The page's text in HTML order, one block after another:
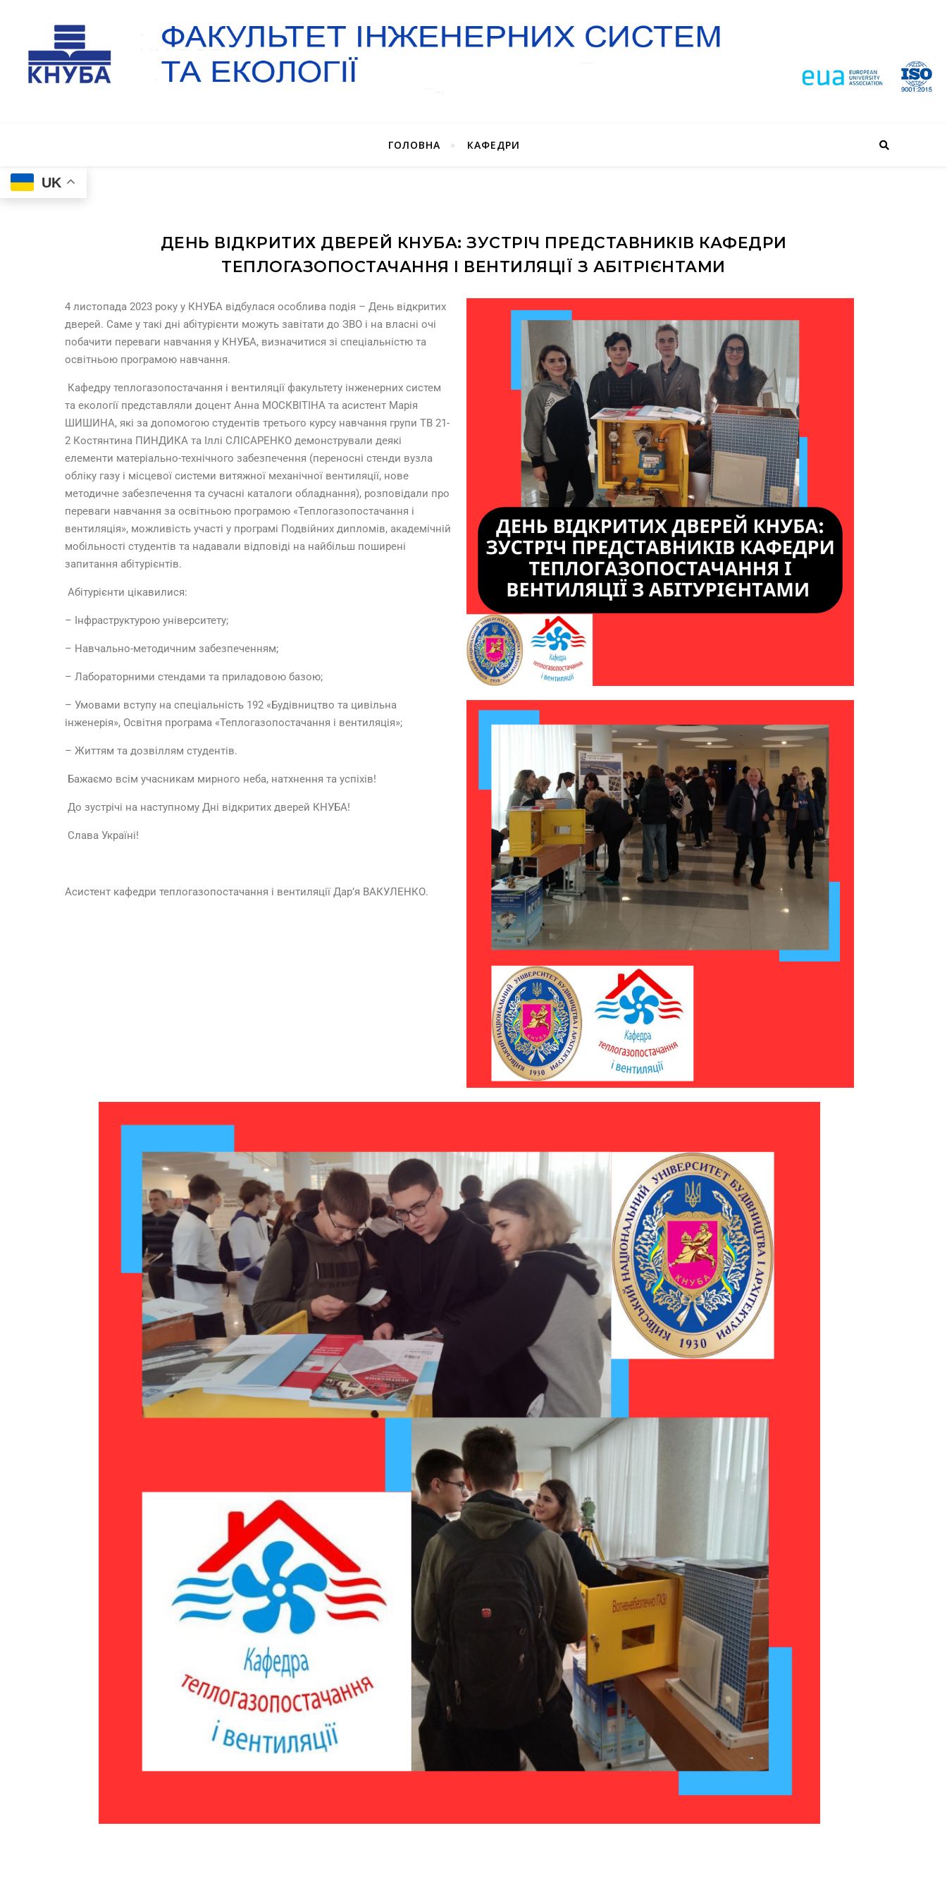
ГОЛОВНА КАФЕДРИ
UK
ДЕНЬ ВІДКРИТИХ ДВЕРЕЙ КНУБА: ЗУСТРІЧ ПРЕДСТАВНИКІВ КАФЕДРИ
ТЕПЛОГАЗОПОСТАЧАННЯ І ВЕНТИЛЯЦІЇ З АБІТРІЄНТАМИ
4 листопада 2023 року у КНУБА відбулася особлива подія – День відкритих
дверей. Саме у такі дні абітурієнти можуть завітати до ЗВО і на власні очі
побачити переваги навчання у КНУБА, визначитися зі спеціальністю та
освітньою програмою навчання.
Кафедру теплогазопостачання і вентиляції факультету інженерних систем
та екології представляли доцент Анна МОСКВІТІНА та асистент Марія
ШИШИНА, які за допомогою студентів третього курсу навчання групи ТВ 21-
2 Костянтина ПИНДИКА та Іллі СЛІСАРЕНКО демонстрували деякі
елементи матеріально-технічного забезпечення (переносні стенди вузла
обліку газу і місцевої системи витяжної механічної вентиляції, нове
методичне забезпечення та сучасні каталоги обладнання), розповідали про
переваги навчання за освітньою програмою «Теплогазопостачання і
вентиляція», можливість участі у програмі Подвійних дипломів, академічній
мобільності студентів та надавали відповіді на найбільш поширені
запитання абітурієнтів.
Абітурієнти цікавилися:
– Інфраструктурою університету;
– Навчально-методичним забезпеченням;
– Лабораторними стендами та приладовою базою;
– Умовами вступу на спеціальність 192 «Будівництво та цивільна
інженерія», Освітня програма «Теплогазопостачання і вентиляція»;
– Життям та дозвіллям студентів.
Бажаємо всім учасникам мирного неба, натхнення та успіхів!
До зустрічі на наступному Дні відкритих дверей КНУБА!
Слава Україні!
Асистент кафедри теплогазопостачання і вентиляції Дар’я ВАКУЛЕНКО.